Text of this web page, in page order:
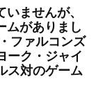
ませんが、
ムがありまし
ファルコンズ
ーク・ジャイ
ス対のゲーム